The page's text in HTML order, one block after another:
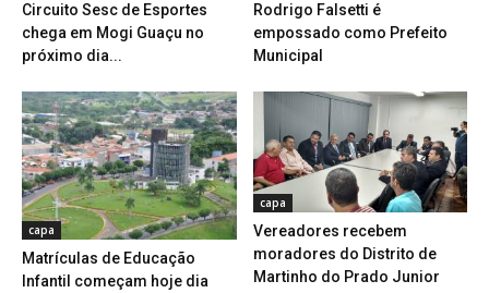
Circuito Sesc de Esportes
chega em Mogi Guaçu no
próximo dia...
Rodrigo Falsetti é
empossado como Prefeito
Municipal
capa
Matrículas de Educação
Infantil começam hoje dia
capa
Vereadores recebem
moradores do Distrito de
Martinho do Prado Junior